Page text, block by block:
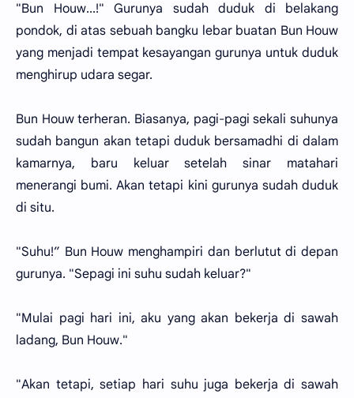
"Bun Houw...!" Gurunya sudah duduk di belakang
pondok, di atas sebuah bangku lebar buatan Bun Houw
yang menjadi tempat kesayangan gurunya untuk duduk
menghirup udara segar.
Bun Houw terheran. Biasanya, pagi-pagi sekali suhunya
sudah bangun akan tetapi duduk bersamadhi di dalam
kamarnya, baru keluar setelah sinar matahari
menerangi bumi. Akan tetapi kini gurunya sudah duduk
di situ.
"Suhu!” Bun Houw menghampiri dan berlutut di depan
gurunya. "Sepagi ini suhu sudah keluar?"
"Mulai pagi hari ini, aku yang akan bekerja di sawah
ladang, Bun Houw."
"Akan tetapi, setiap hari suhu juga bekerja di sawah